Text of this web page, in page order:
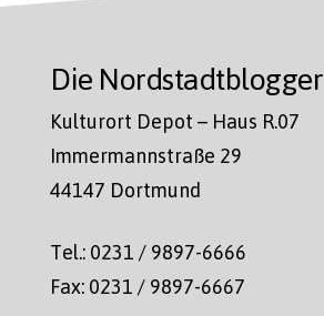
Die Nordstadtblogger
Kulturort Depot – Haus R.07
Immermannstraße 29
44147 Dortmund
Tel.: 0231 / 9897-6666
Fax: 0231 / 9897-6667